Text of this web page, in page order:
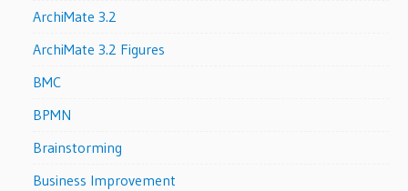
ArchiMate 3.2
ArchiMate 3.2 Figures
BMC
BPMN
Brainstorming
Business Improvement